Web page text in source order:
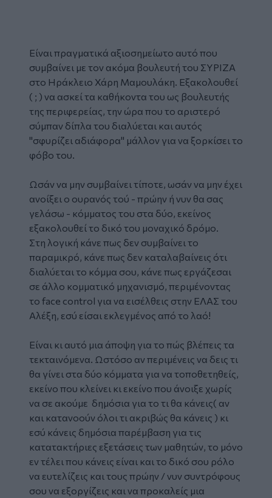
Είναι πραγματικά αξιοσημείωτο αυτό που
συμβαίνει με τον ακόμα βουλευτή του ΣΥΡΙΖΑ
στο Ηράκλειο Χάρη Μαμουλάκη. Εξακολουθεί
( ; ) να ασκεί τα καθήκοντα του ως βουλευτής
της περιφερείας, την ώρα που το αριστερό
σύμπαν δίπλα του διαλύεται και αυτός
"σφυρίζει αδιάφορα" μάλλον για να ξορκίσει το
φόβο του.
Ωσάν να μην συμβαίνει τίποτε, ωσάν να μην έχει
ανοίξει ο ουρανός τού - πρώην ή νυν θα σας
γελάσω - κόμματος του στα δύο, εκείνος
εξακολουθεί το δικό του μοναχικό δρόμο.
Στη λογική κάνε πως δεν συμβαίνει το
παραμικρό, κάνε πως δεν καταλαβαίνεις ότι
διαλύεται το κόμμα σου, κάνε πως εργάζεσαι
σε άλλο κομματικό μηχανισμό, περιμένοντας
το face control για να εισέλθεις στην ΕΛΑΣ του
Αλέξη, εσύ είσαι εκλεγμένος από το λαό!
Είναι κι αυτό μια άποψη για το πώς βλέπεις τα
τεκταινόμενα. Ωστόσο αν περιμένεις να δεις τι
θα γίνει στα δύο κόμματα για να τοποθετηθείς,
εκείνο που κλείνει κι εκείνο που άνοιξε χωρίς
να σε ακούμε δημόσια για το τι θα κάνεις( αν
και κατανοούν όλοι τι ακριβώς θα κάνεις ) κι
εσύ κάνεις δημόσια παρέμβαση για τις
κατατακτήριες εξετάσεις των μαθητών, το μόνο
εν τέλει που κάνεις είναι και το δικό σου ρόλο
να ευτελίζεις και τους πρώην / νυν συντρόφους
σου να εξοργίζεις και να προκαλείς μια